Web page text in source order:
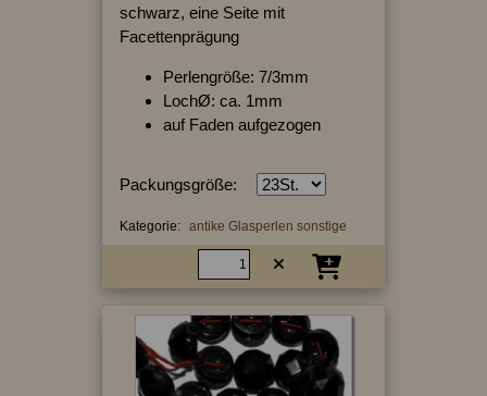
schwarz, eine Seite mit
Facettenprägung
Perlengröße: 7/3mm
LochØ: ca. 1mm
auf Faden aufgezogen
Packungsgröße:
Kategorie: antike Glasperlen sonstige